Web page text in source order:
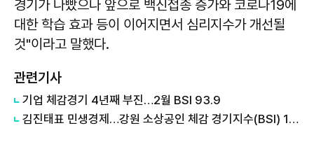
경기가 나빴으나 앞으로 백신접종 증가와 코로나19에
대한 학습 효과 등이 이어지면서 심리지수가 개선될
것"이라고 말했다.
관련기사
기업 체감경기 4년째 부진…2월 BSI 93.9
김진태표 민생경제…강원 소상공인 체감 경기지수(BSI) 1년 만에 51.3→75 반등